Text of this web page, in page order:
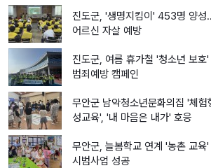
진도군, '생명지킴이' 453명 양
어르신 자살 예방
진도군, 여름 휴가철 '청소년 보호'
범죄예방 캠페인
무안군 남악청소년문화의집 '체험
성교육', '내 마음은 내가' 호응
무안군, 늘봄학교 연계 '농촌 교육'
시범사업 성공